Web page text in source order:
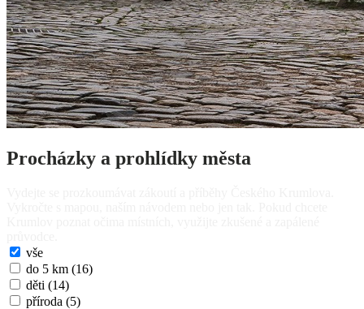
Procházky a prohlídky města
vše
do 5 km (16)
děti (14)
příroda (5)